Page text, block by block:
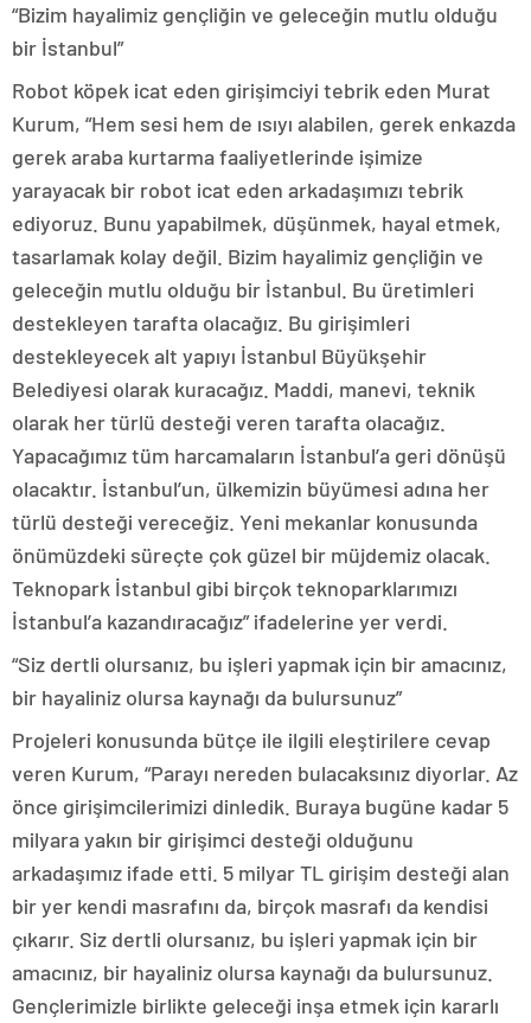
“Bizim hayalimiz gençliğin ve geleceğin mutlu olduğu
bir İstanbul”
Robot köpek icat eden girişimciyi tebrik eden Murat
Kurum, “Hem sesi hem de ısıyı alabilen, gerek enkazda
gerek araba kurtarma faaliyetlerinde işimize
yarayacak bir robot icat eden arkadaşımızı tebrik
ediyoruz. Bunu yapabilmek, düşünmek, hayal etmek,
tasarlamak kolay değil. Bizim hayalimiz gençliğin ve
geleceğin mutlu olduğu bir İstanbul. Bu üretimleri
destekleyen tarafta olacağız. Bu girişimleri
destekleyecek alt yapıyı İstanbul Büyükşehir
Belediyesi olarak kuracağız. Maddi, manevi, teknik
olarak her türlü desteği veren tarafta olacağız.
Yapacağımız tüm harcamaların İstanbul’a geri dönüşü
olacaktır. İstanbul’un, ülkemizin büyümesi adına her
türlü desteği vereceğiz. Yeni mekanlar konusunda
önümüzdeki süreçte çok güzel bir müjdemiz olacak.
Teknopark İstanbul gibi birçok teknoparklarımızı
İstanbul’a kazandıracağız” ifadelerine yer verdi.
“Siz dertli olursanız, bu işleri yapmak için bir amacınız,
bir hayaliniz olursa kaynağı da bulursunuz”
Projeleri konusunda bütçe ile ilgili eleştirilere cevap
veren Kurum, “Parayı nereden bulacaksınız diyorlar. Az
önce girişimcilerimizi dinledik. Buraya bugüne kadar 5
milyara yakın bir girişimci desteği olduğunu
arkadaşımız ifade etti. 5 milyar TL girişim desteği alan
bir yer kendi masrafını da, birçok masrafı da kendisi
çıkarır. Siz dertli olursanız, bu işleri yapmak için bir
amacınız, bir hayaliniz olursa kaynağı da bulursunuz.
Gençlerimizle birlikte geleceği inşa etmek için kararlı